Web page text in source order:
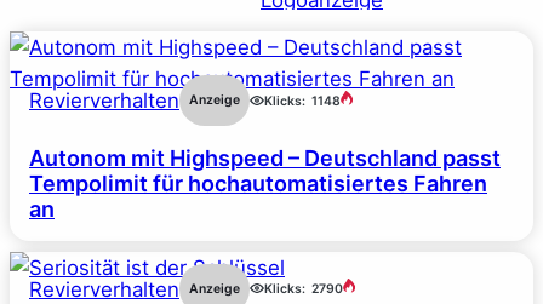
Revierverhalten Anzeige Klicks: 1148
Autonom mit Highspeed – Deutschland passt
Tempolimit für hochautomatisiertes Fahren
an
Revierverhalten Anzeige Klicks: 2790